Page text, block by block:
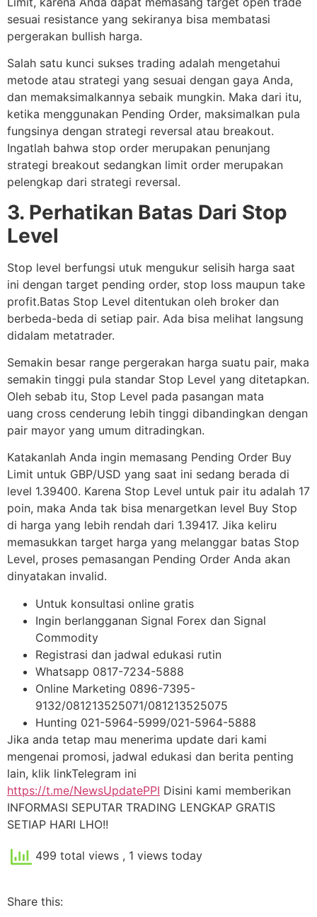
sesuai resistance yang sekiranya bisa membatasi
pergerakan bullish harga.
Salah satu kunci sukses trading adalah mengetahui
metode atau strategi yang sesuai dengan gaya Anda,
dan memaksimalkannya sebaik mungkin. Maka dari itu,
ketika menggunakan Pending Order, maksimalkan pula
fungsinya dengan strategi reversal atau breakout.
Ingatlah bahwa stop order merupakan penunjang
strategi breakout sedangkan limit order merupakan
pelengkap dari strategi reversal.
3. Perhatikan Batas Dari Stop
Level
Stop level berfungsi utuk mengukur selisih harga saat
ini dengan target pending order, stop loss maupun take
profit.Batas Stop Level ditentukan oleh broker dan
berbeda-beda di setiap pair. Ada bisa melihat langsung
didalam metatrader.
Semakin besar range pergerakan harga suatu pair, maka
semakin tinggi pula standar Stop Level yang ditetapkan.
Oleh sebab itu, Stop Level pada pasangan mata
uang cross cenderung lebih tinggi dibandingkan dengan
pair mayor yang umum ditradingkan.
Katakanlah Anda ingin memasang Pending Order Buy
Limit untuk GBP/USD yang saat ini sedang berada di
level 1.39400. Karena Stop Level untuk pair itu adalah 17
poin, maka Anda tak bisa menargetkan level Buy Stop
di harga yang lebih rendah dari 1.39417. Jika keliru
memasukkan target harga yang melanggar batas Stop
Level, proses pemasangan Pending Order Anda akan
dinyatakan invalid.
Untuk konsultasi online gratis
Ingin berlangganan Signal Forex dan Signal
Commodity
Registrasi dan jadwal edukasi rutin
Whatsapp 0817-7234-5888
Online Marketing 0896-7395-
9132/081213525071/081213525075
Hunting 021-5964-5999/021-5964-5888
Jika anda tetap mau menerima update dari kami
mengenai promosi, jadwal edukasi dan berita penting
lain, klik linkTelegram ini
https://t.me/NewsUpdatePPI Disini kami memberikan
INFORMASI SEPUTAR TRADING LENGKAP GRATIS
SETIAP HARI LHO!!
499 total views , 1 views today
Share this: